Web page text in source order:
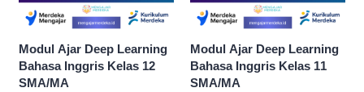
Modul Ajar Deep Learning
Bahasa Inggris Kelas 12
SMA/MA
Modul Ajar Deep Learning
Bahasa Inggris Kelas 11
SMA/MA